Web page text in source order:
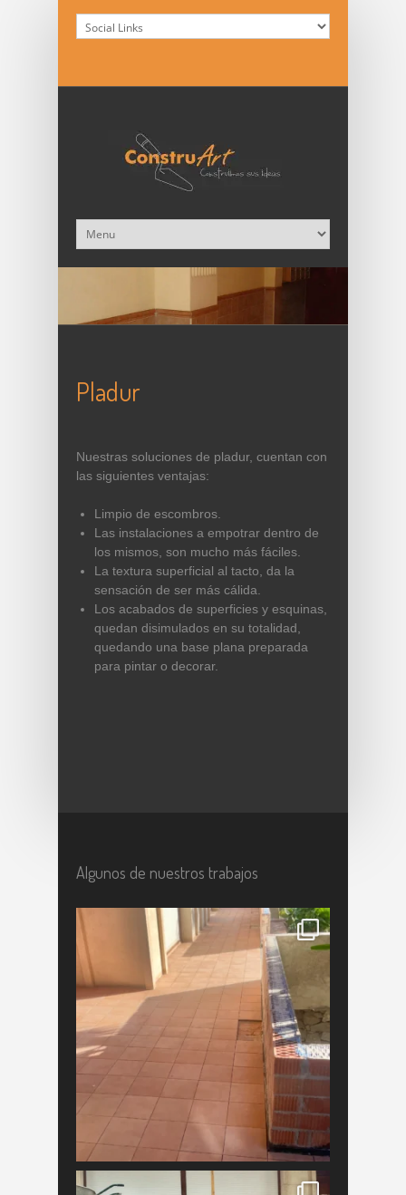
Pladur
Nuestras soluciones de pladur, cuentan con
las siguientes ventajas:
Limpio de escombros.
Las instalaciones a empotrar dentro de
los mismos, son mucho más fáciles.
La textura superficial al tacto, da la
sensación de ser más cálida.
Los acabados de superficies y esquinas,
quedan disimulados en su totalidad,
quedando una base plana preparada
para pintar o decorar.
Algunos de nuestros trabajos